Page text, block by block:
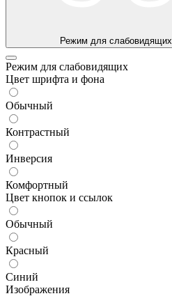
Режим для слабовидящих
Режим для слабовидящих
Цвет шрифта и фона
Обычный
Контрастный
Инверсия
Комфортный
Цвет кнопок и ссылок
Обычный
Красный
Синий
Изображения